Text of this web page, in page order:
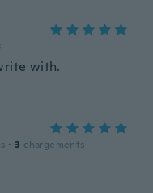
with.
· 3 chargements